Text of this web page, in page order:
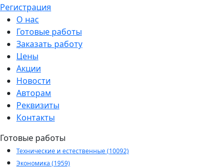
Регистрация
О нас
Готовые работы
Заказать работу
Цены
Акции
Новости
Авторам
Реквизиты
Контакты
Готовые работы
Технические и естественные (10092)
Экономика (1959)